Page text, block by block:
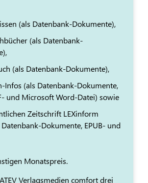
(als Datenbank-Dokumente),
(als Datenbank-
(als Datenbank-Dokumente),
Infos (als Datenbank-Dokumente,
und Microsoft Word-Datei) sowie
Zeitschrift LEXinform
Dokumente, EPUB- und
Monatspreis.
Verlagsmedien comfort drei